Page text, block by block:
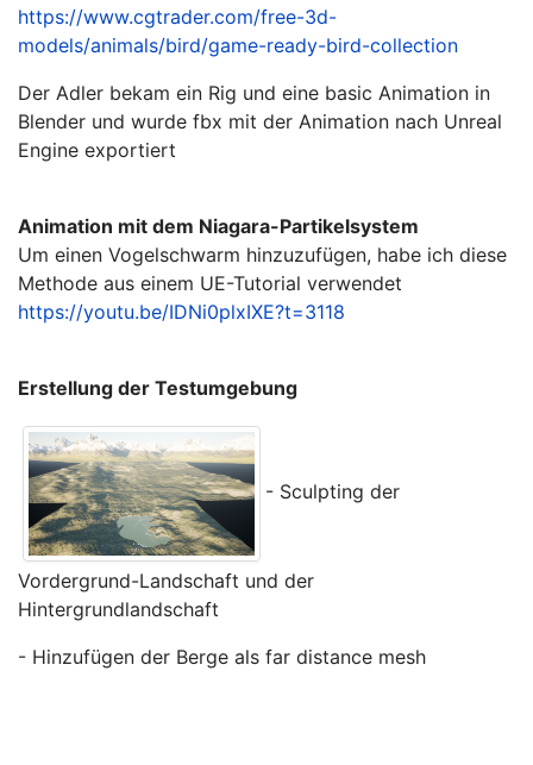
https://www.cgtrader.com/free-3d-
models/animals/bird/game-ready-bird-collection
Der Adler bekam ein Rig und eine basic Animation in
Blender und wurde fbx mit der Animation nach Unreal
Engine exportiert
Animation mit dem Niagara-Partikelsystem
Um einen Vogelschwarm hinzuzufügen, habe ich diese
Methode aus einem UE-Tutorial verwendet
https://youtu.be/IDNi0plxIXE?t=3118
Erstellung der Testumgebung
- Sculpting der
Vordergrund-Landschaft und der
Hintergrundlandschaft
- Hinzufügen der Berge als far distance mesh